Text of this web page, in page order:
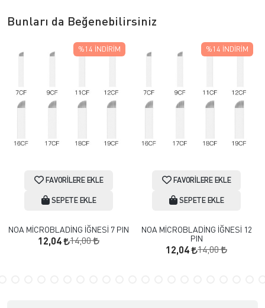
Bunları da Beğenebilirsiniz
FAVORILERE EKLE
SEPETE EKLE
NOA MİCROBLADİNG İĞNESİ 7 PIN
12,04 14,00
%14 İNDIRIM
FAVORILERE EKLE
SEPETE EKLE
NOA MİCROBLADİNG İĞNESİ 12
PIN
12,04 14,00
%14 İNDIRIM